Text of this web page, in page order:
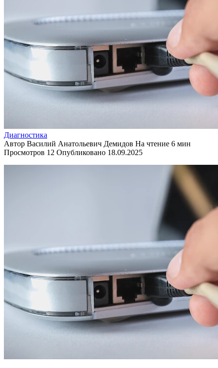
Диагностика
Автор Василий Анатольевич Демидов На чтение 6 мин
Просмотров 12 Опубликовано 18.09.2025